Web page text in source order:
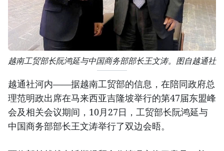
越南工贸部长阮鸿延与中国商务部部长王文涛。图自越通社
越通社河内——据越南工贸部的信息，在陪同政府总
理范明政出席在马来西亚吉隆坡举行的第47届东盟峰
会及相关会议期间，10月27日，工贸部长阮鸿延与
中国商务部部长王文涛举行了双边会晤。